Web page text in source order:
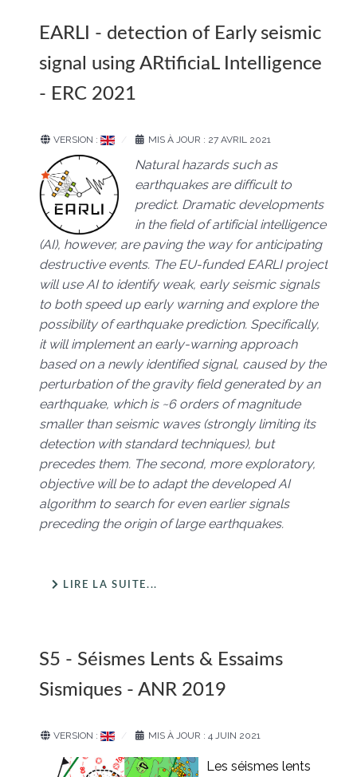
EARLI - detection of Early seismic
signal using ARtificiaL Intelligence
- ERC 2021
VERSION : MIS À JOUR : 27 AVRIL 2021
Natural hazards such as
earthquakes are difficult to
predict. Dramatic developments
in the field of artificial intelligence
(AI), however, are paving the way for anticipating
destructive events. The EU-funded EARLI project
will use AI to identify weak, early seismic signals
to both speed up early warning and explore the
possibility of earthquake prediction. Specifically,
it will implement an early-warning approach
based on a newly identified signal, caused by the
perturbation of the gravity field generated by an
earthquake, which is ~6 orders of magnitude
smaller than seismic waves (strongly limiting its
detection with standard techniques), but
precedes them. The second, more exploratory,
objective will be to adapt the developed AI
algorithm to search for even earlier signals
preceding the origin of large earthquakes.
LIRE LA SUITE...
S5 - Séismes Lents & Essaims
Sismiques - ANR 2019
VERSION : MIS À JOUR : 4 JUIN 2021
Les séismes lents